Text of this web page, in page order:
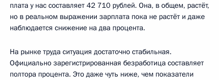
плата у нас составляет 42 710 рублей. Она, в общем, растёт,
но в реальном выражении зарплата пока не растёт и даже
наблюдается снижение на два процента.
На рынке труда ситуация достаточно стабильная.
Официально зарегистрированная безработица составляет
полтора процента. Это даже чуть ниже, чем показатели